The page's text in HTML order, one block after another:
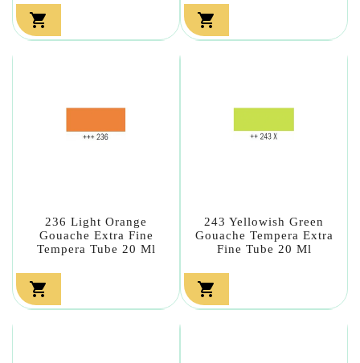
 
236 Light Orange
Gouache Extra Fine
Tempera Tube 20 Ml

243 Yellowish Green
Gouache Tempera Extra
Fine Tube 20 Ml
